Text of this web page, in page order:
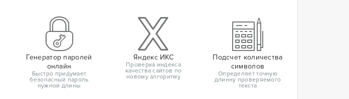
Генератор паролей
онлайн
Быстро придумает
безопасный пароль
нужной длины
Яндекс ИКС
Проверка индекса
качества сайтов по
новому алгоритму
Подсчет количества
символов
Определяет точную
длинну проверяемого
текста